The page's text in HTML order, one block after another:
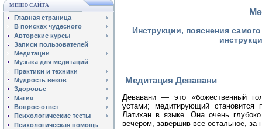
МЕНЮ САЙТА
Главная страница
В поисках чудесного
Авторские курсы
Записи пользователей
Медитации
Музыка для медитаций
Практики и техники
Мудрость веков
Здоровье
Магия
Вопрос-ответ
Психологические тесты
Психологическая помощь
Инструкции, пояснения
Медитация Девавани
Девавани — это «божественный
устами; медитирующий
Латихан в языке. Она очень
вечером, завершив все остальное, за